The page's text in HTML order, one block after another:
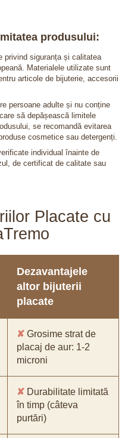
produsului:
privind siguranța și calitatea
Materialele utilizate sunt
articole de bijuterie, accesorii
persoane adulte și nu conține
să depășească limitele
se recomandă evitarea
cosmetice sau detergenți.
individual înainte de
de certificat de calitate sau
Placate cu
Dezavantajele
altor bijuterii
placate
✘ Grosime strat de
placaj de aur: 1-2
microni
✘ Durabilitate limitată
în timp (câteva
purtări)